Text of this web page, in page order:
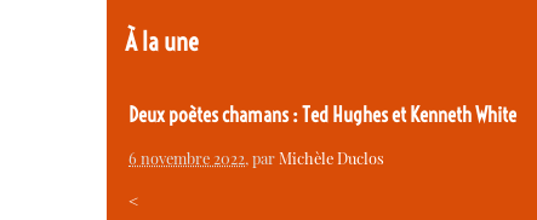
À la une
Deux poètes chamans : Ted Hughes et Kenneth White
6 novembre 2022, parMichèle Duclos
<